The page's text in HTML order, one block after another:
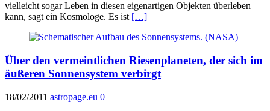
vielleicht sogar Leben in diesen eigenartigen Objekten überleben
kann, sagt ein Kosmologe. Es ist […]
Über den vermeintlichen Riesenplaneten, der sich im
äußeren Sonnensystem verbirgt
18/02/2011 astropage.eu 0